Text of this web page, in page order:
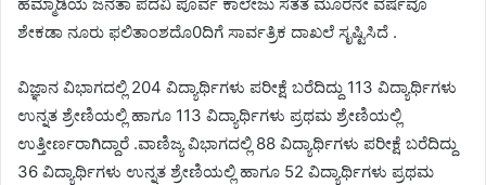
ಶೇಕಡಾ ನೂರು ಫಲಿತಾಂಶದೊ0ದಿಗೆ ಸಾರ್ವತ್ರಿಕ ದಾಖಲೆ ಸೃಷ್ಟಿಸಿದೆ .
ವಿಜ್ಞಾನ ವಿಭಾಗದಲ್ಲಿ 204 ವಿದ್ಯಾರ್ಥಿಗಳು ಪರೀಕ್ಷೆ ಬರೆದಿದ್ದು 113 ವಿದ್ಯಾರ್ಥಿಗಳು
ಉನ್ನತ ಶ್ರೇಣಿಯಲ್ಲಿ ಹಾಗೂ 113 ವಿದ್ಯಾರ್ಥಿಗಳು ಪ್ರಥಮ ಶ್ರೇಣಿಯಲ್ಲಿ
ಉತ್ತೀರ್ಣರಾಗಿದ್ದಾರೆ .ವಾಣಿಜ್ಯ ವಿಭಾಗದಲ್ಲಿ 88 ವಿದ್ಯಾರ್ಥಿಗಳು ಪರೀಕ್ಷೆ ಬರೆದಿದ್ದು
36 ವಿದ್ಯಾರ್ಥಿಗಳು ಉನ್ನತ ಶ್ರೇಣಿಯಲ್ಲಿ ಹಾಗೂ 52 ವಿದ್ಯಾರ್ಥಿಗಳು ಪ್ರಥಮ